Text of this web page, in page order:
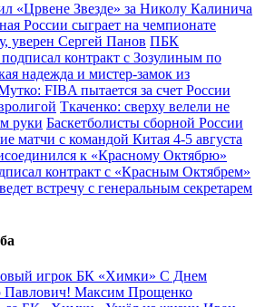
«Црвене Звезде» за Николу Калинича
России сыграет на чемпионате
уверен Сергей Панов ПБК
контракт с Зозулиным по
надежда и мистер-замок из
FIBA пытается за счет России
Ткаченко: сверху велели не
руки Баскетболисты сборной России
матчи с командой Китая 4-5 августа
к «Красному Октябрю»
контракт с «Красным Октябрем»
встречу с генеральным секретарем
игрок БК «Химки» С Днем
Павлович! Максим Прощенко